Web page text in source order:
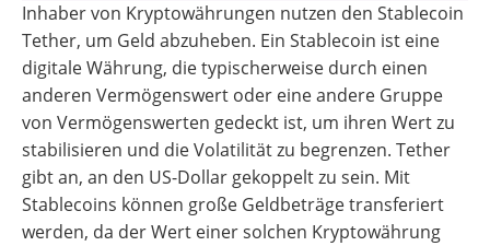
Inhaber von Kryptowährungen nutzen den Stablecoin
Tether, um Geld abzuheben. Ein Stablecoin ist eine
digitale Währung, die typischerweise durch einen
anderen Vermögenswert oder eine andere Gruppe
von Vermögenswerten gedeckt ist, um ihren Wert zu
stabilisieren und die Volatilität zu begrenzen. Tether
gibt an, an den US-Dollar gekoppelt zu sein. Mit
Stablecoins können große Geldbeträge transferiert
werden, da der Wert einer solchen Kryptowährung